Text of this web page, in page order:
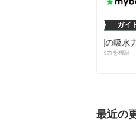
ガイ
柔軟剤の吸水力を検証
最近の